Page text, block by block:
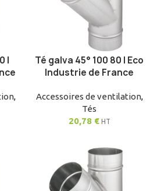
|
,
AJOUTER AU PANIER
Té galva 45° 100 80 | Eco
Industrie de France
Accessoires de ventilation,
Tés
20,78 € HT